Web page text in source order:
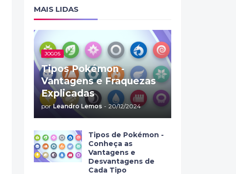
MAIS LIDAS
JOGOS
Tipos Pokémon -
Vantagens e Fraquezas
Explicadas
por Leandro Lemos - 20/12/2024
Tipos de Pokémon -
Conheça as
Vantagens e
Desvantagens de
Cada Tipo